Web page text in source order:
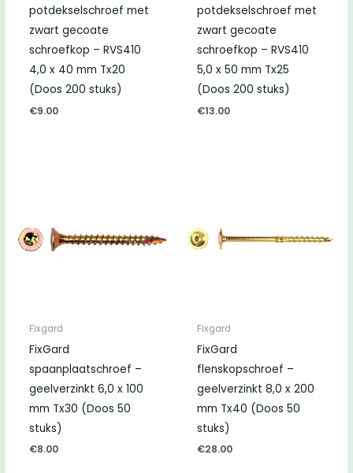
potdekselschroef met
zwart gecoate
schroefkop – RVS410
4,0 x 40 mm Tx20
(Doos 200 stuks)
€9.00
potdekselschroef met
zwart gecoate
schroefkop – RVS410
5,0 x 50 mm Tx25
(Doos 200 stuks)
€13.00
Fixgard
FixGard
spaanplaatschroef –
geelverzinkt 6,0 x 100
mm Tx30 (Doos 50
stuks)
€8.00
Fixgard
FixGard
flenskopschroef –
geelverzinkt 8,0 x 200
mm Tx40 (Doos 50
stuks)
€28.00